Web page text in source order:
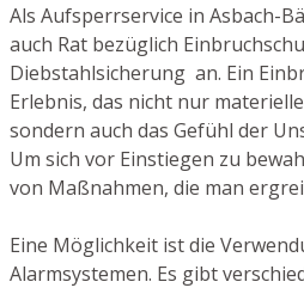
Als Aufsperrservice in Asbach-
auch Rat bezüglich
Diebstahlsicherung an. Ein
Erlebnis, das nicht nur
sondern auch das Gefühl der
Um sich vor Einstiegen zu
von Maßnahmen, die man
Eine Möglichkeit ist die
Alarmsystemen. Es gibt